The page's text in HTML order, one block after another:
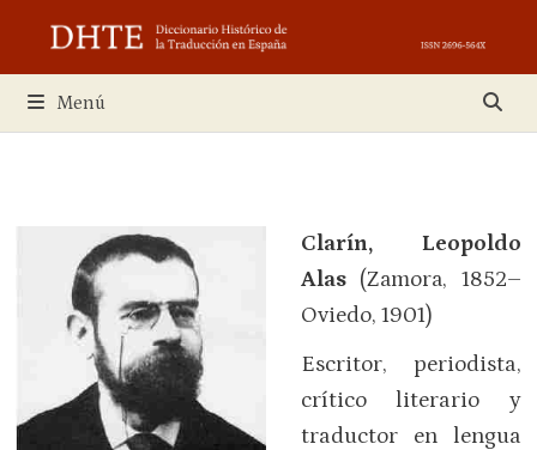
contenido
Menú
Clarín, Leopoldo
Alas (Zamora, 1852–
Oviedo, 1901)
Escritor, periodista,
crítico literario y
traductor en lengua